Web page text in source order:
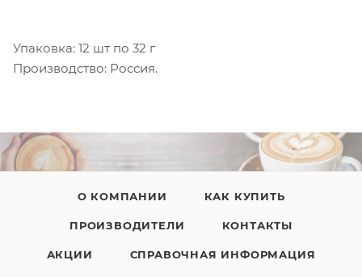
Упаковка: 12 шт по 32 г
Производство: Россия.
О КОМПАНИИ КАК КУПИТЬ
ПРОИЗВОДИТЕЛИ КОНТАКТЫ
АКЦИИ СПРАВОЧНАЯ ИНФОРМАЦИЯ